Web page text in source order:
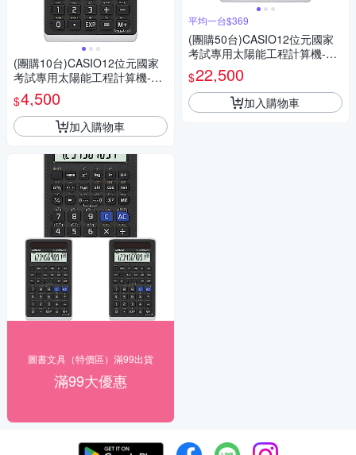
(團購10台)CASIO12位元國家
考試專用太陽能工程計算機-FX
-82SOLARII
$4,500
加入購物車
圖書文具（特價區）滿99出貨
滿99大優惠
平均一台$369
(團購50台)CASIO12位元國家
考試專用太陽能工程計算機-FX
-82SOLARII
$22,500
加入購物車